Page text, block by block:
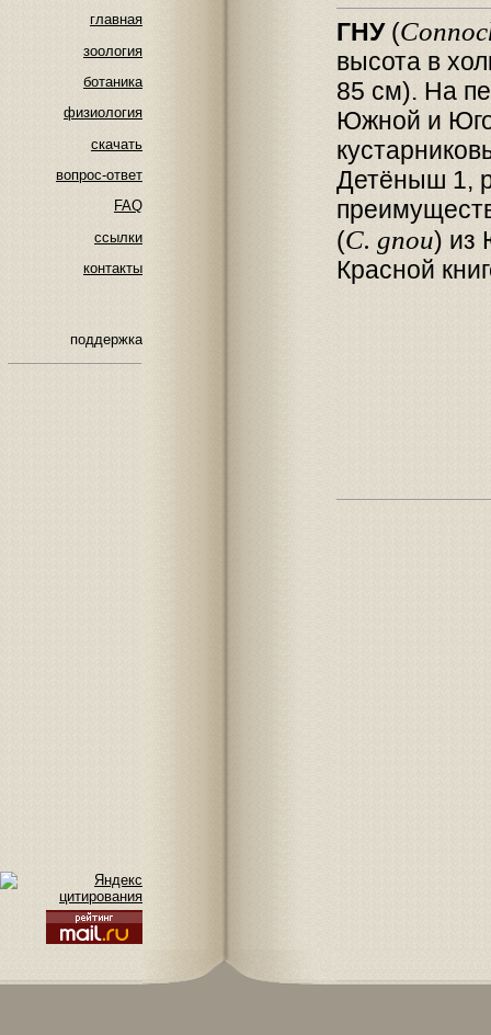
главная
зоология
ботаника
физиология
скачать
вопрос-ответ
FAQ
ссылки
контакты
поддержка
ГНУ(
высота в
85 см). На
Южной и
Детёныш 1,
(C. gnou) из
Красной